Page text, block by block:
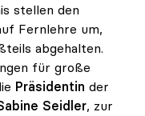
stellen den
Fernlehre um,
abgehalten.
für große
Präsidentin der
Seidler, zur